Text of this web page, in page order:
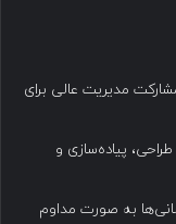
مدیریت عالی برای
پیاده‌سازی و
به صورت مداوم